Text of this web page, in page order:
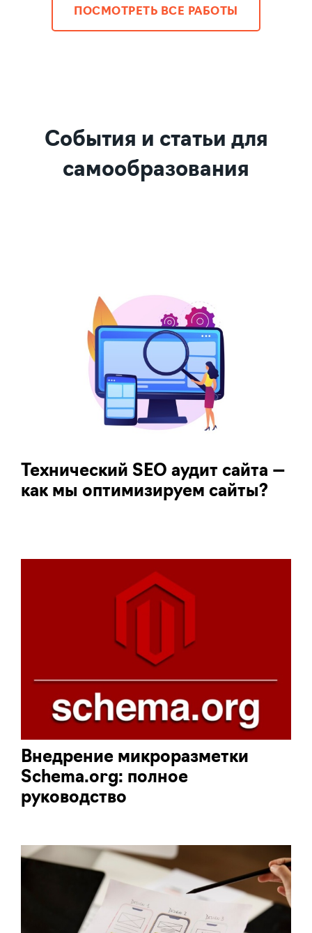
ПОСМОТРЕТЬ ВСЕ РАБОТЫ
События и статьи для
самообразования
Технический SEO аудит сайта —
как мы оптимизируем сайты?
Внедрение микроразметки
Schema.org: полное
руководство